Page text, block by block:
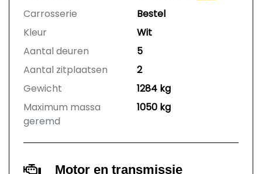
Carrosserie
Bestel
Kleur
Wit
Aantal deuren
5
Aantal zitplaatsen
2
Gewicht
1284 kg
Maximum massa
geremd
1050 kg
Motor en transmissie